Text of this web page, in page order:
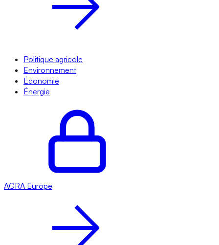
Politique agricole
Environnement
Économie
Énergie
AGRA Europe